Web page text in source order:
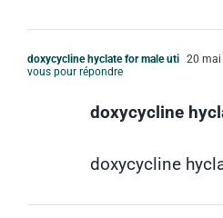
doxycycline hyclate for male uti 20 mai
vous pour répondre
doxycycline
doxycycline